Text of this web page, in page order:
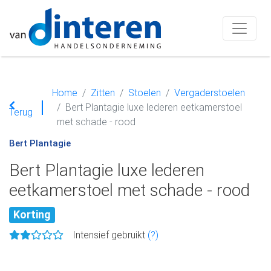
Terug
Home Zitten Stoelen
Vergaderstoelen
Bert Plantagie luxe lederen eetkamerstoel
met schade - rood
Bert Plantagie
Bert Plantagie luxe lederen
eetkamerstoel met schade - rood
Korting
Intensief gebruikt (?)